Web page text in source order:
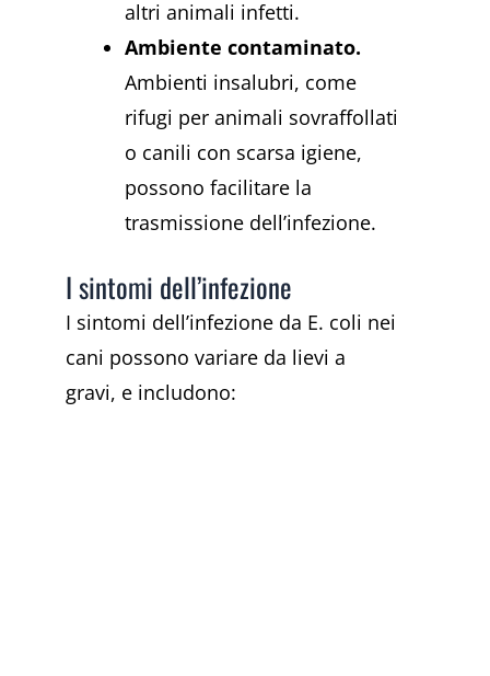
altri animali infetti.
Ambiente contaminato.
Ambienti insalubri, come
rifugi per animali sovraffollati
o canili con scarsa igiene,
possono facilitare la
trasmissione dell’infezione.
I sintomi dell’infezione
I sintomi dell’infezione da E. coli nei
cani possono variare da lievi a
gravi, e includono: